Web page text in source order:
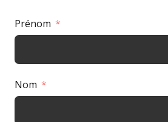
Prénom
Nom